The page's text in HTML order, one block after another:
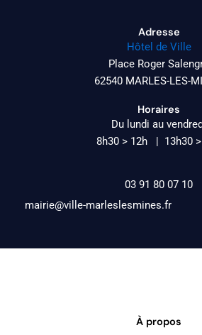
Adresse
Hôtel de Ville
Place Roger
62540 MARLES-LES-
Horaires
Du lundi au
8h30 > 12h | 13h30
03 91 80 07 10
mairie@ville-marleslesmines.fr
À propos